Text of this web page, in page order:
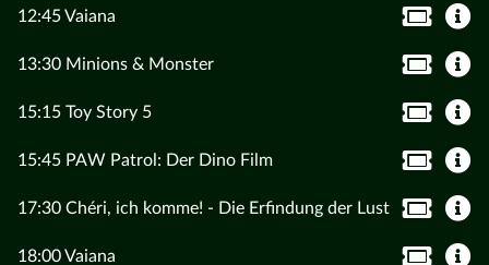
12:45 Vaiana
13:30 Minions & Monster
15:15 Toy Story 5
15:45 PAW Patrol: Der Dino Film
17:30 Chéri, ich komme! - Die Erfindung der Lust
18:00 Vaiana